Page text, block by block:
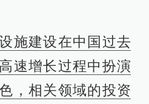
施建设在中国过去
速增长过程中扮演
，相关领域的投资